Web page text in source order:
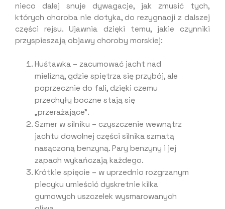
nieco dalej snuje dywagacje, jak zmusić tych,
których choroba nie dotyka, do rezygnacji z dalszej
części rejsu. Ujawnia dzięki temu, jakie czynniki
przyspieszają objawy choroby morskiej:
Huśtawka – zacumować jacht nad
mielizną, gdzie spiętrza się przybój, ale
poprzecznie do fali, dzięki czemu
przechyły boczne stają się
„przerażające”.
Szmer w silniku – czyszczenie wewnątrz
jachtu dowolnej części silnika szmatą
nasączoną benzyną. Pary benzyny i jej
zapach wykańczają każdego.
Krótkie spięcie – w uprzednio rozgrzanym
piecyku umieścić dyskretnie kilka
gumowych uszczelek wysmarowanych